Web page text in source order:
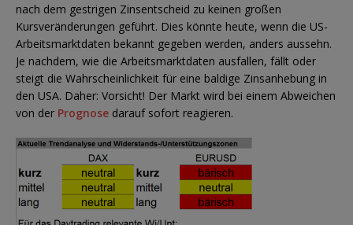
nach dem gestrigen Zinsentscheid zu keinen großen
Kursveränderungen geführt. Dies könnte heute, wenn die US-
Arbeitsmarktdaten bekannt gegeben werden, anders aussehn.
Je nachdem, wie die Arbeitsmarktdaten ausfallen, fällt oder
steigt die Wahrscheinlichkeit für eine baldige Zinsanhebung in
den USA. Daher: Vorsicht! Der Markt wird bei einem Abweichen
von der Prognose darauf sofort reagieren.